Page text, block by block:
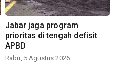
Jabar jaga program
prioritas di tengah defisit
APBD
Rabu, 5 Agustus 2026